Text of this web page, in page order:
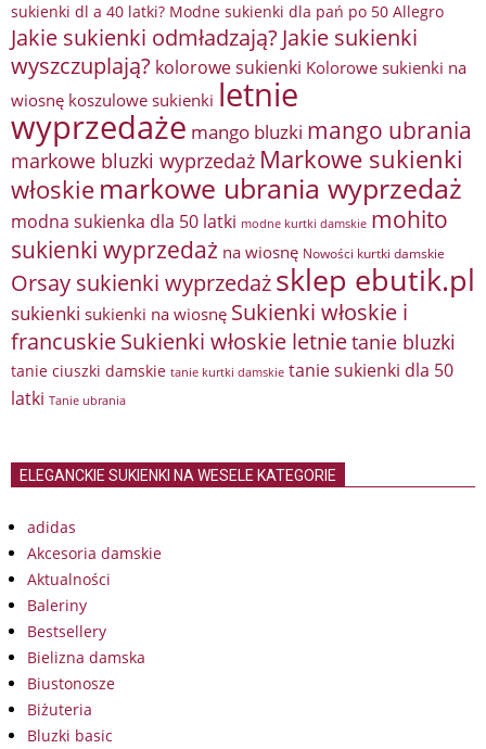
sukienki dl a 40 latki? Modne sukienki dla pań po 50 Allegro
Jakie sukienki odmładzają? Jakie sukienki
wyszczuplają? kolorowe sukienki Kolorowe sukienki na
wiosnę koszulowe sukienki letnie
wyprzedaże mango bluzki mango ubrania
markowe bluzki wyprzedaż Markowe sukienki
włoskie markowe ubrania wyprzedaż
modna sukienka dla 50 latki modne kurtki damskie mohito
sukienki wyprzedaż na wiosnę Nowości kurtki damskie
Orsay sukienki wyprzedażsklep ebutik.pl
sukienki sukienki na wiosnę Sukienki włoskie i
francuskieSukienki włoskie letnietanie bluzki
tanie ciuszki damskie tanie kurtki damskie tanie sukienki dla 50
latki Tanie ubrania
ELEGANCKIE SUKIENKI NA WESELE KATEGORIE
adidas
Akcesoria damskie
Aktualności
Baleriny
Bestsellery
Bielizna damska
Biustonosze
Biżuteria
Bluzki basic